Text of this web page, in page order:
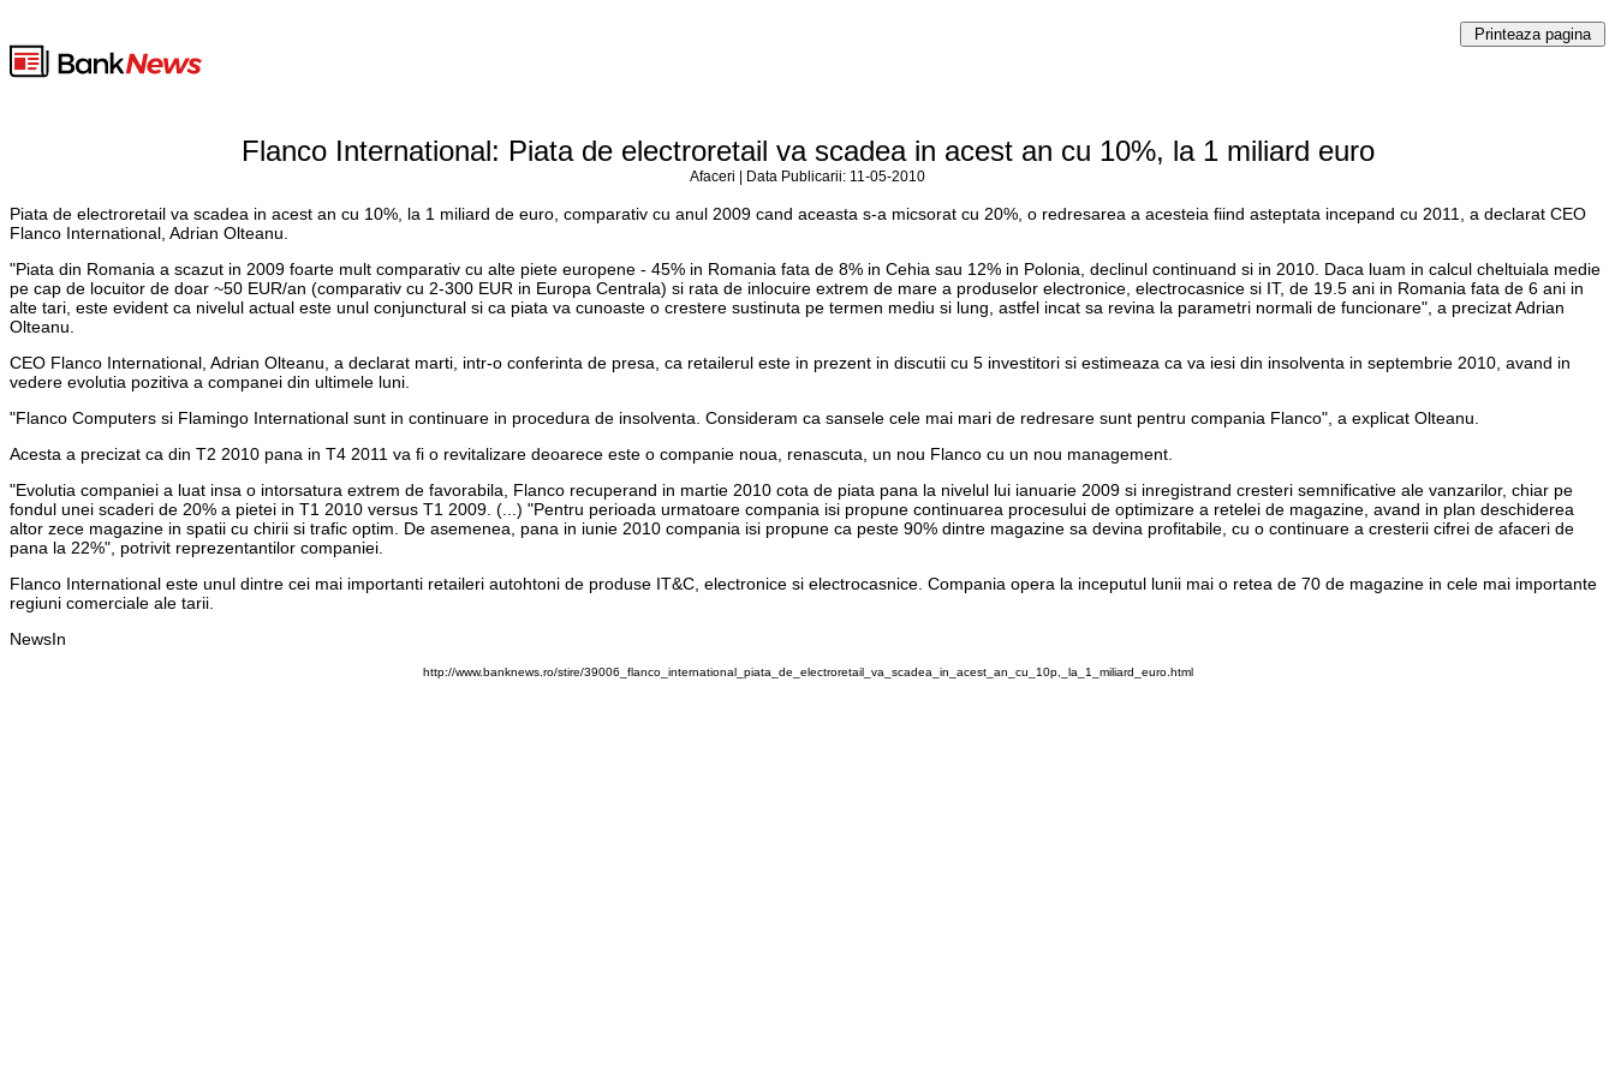
Flanco International: Piata de electroretail va scadea in acest an cu 10%, la 1 miliard euro
Afaceri | Data Publicarii: 11-05-2010
Piata de electroretail va scadea in acest an cu 10%, la 1 miliard de euro, comparativ cu anul 2009 cand aceasta s-a micsorat cu 20%, o redresarea a acesteia fiind asteptata incepand cu 2011, a declarat CEO
Flanco International, Adrian Olteanu.
"Piata din Romania a scazut in 2009 foarte mult comparativ cu alte piete europene - 45% in Romania fata de 8% in Cehia sau 12% in Polonia, declinul continuand si in 2010. Daca luam in calcul cheltuiala medie
pe cap de locuitor de doar ~50 EUR/an (comparativ cu 2-300 EUR in Europa Centrala) si rata de inlocuire extrem de mare a produselor electronice, electrocasnice si IT, de 19.5 ani in Romania fata de 6 ani in
alte tari, este evident ca nivelul actual este unul conjunctural si ca piata va cunoaste o crestere sustinuta pe termen mediu si lung, astfel incat sa revina la parametri normali de funcionare", a precizat Adrian
Olteanu.
CEO Flanco International, Adrian Olteanu, a declarat marti, intr-o conferinta de presa, ca retailerul este in prezent in discutii cu 5 investitori si estimeaza ca va iesi din insolventa in septembrie 2010, avand in
vedere evolutia pozitiva a companei din ultimele luni.
"Flanco Computers si Flamingo International sunt in continuare in procedura de insolventa. Consideram ca sansele cele mai mari de redresare sunt pentru compania Flanco", a explicat Olteanu.
Acesta a precizat ca din T2 2010 pana in T4 2011 va fi o revitalizare deoarece este o companie noua, renascuta, un nou Flanco cu un nou management.
"Evolutia companiei a luat insa o intorsatura extrem de favorabila, Flanco recuperand in martie 2010 cota de piata pana la nivelul lui ianuarie 2009 si inregistrand cresteri semnificative ale vanzarilor, chiar pe
fondul unei scaderi de 20% a pietei in T1 2010 versus T1 2009. (...) "Pentru perioada urmatoare compania isi propune continuarea procesului de optimizare a retelei de magazine, avand in plan deschiderea
altor zece magazine in spatii cu chirii si trafic optim. De asemenea, pana in iunie 2010 compania isi propune ca peste 90% dintre magazine sa devina profitabile, cu o continuare a cresterii cifrei de afaceri de
pana la 22%", potrivit reprezentantilor companiei.
Flanco International este unul dintre cei mai importanti retaileri autohtoni de produse IT&C, electronice si electrocasnice. Compania opera la inceputul lunii mai o retea de 70 de magazine in cele mai importante
regiuni comerciale ale tarii.
NewsIn
http://www.banknews.ro/stire/39006_flanco_international_piata_de_electroretail_va_scadea_in_acest_an_cu_10p,_la_1_miliard_euro.html